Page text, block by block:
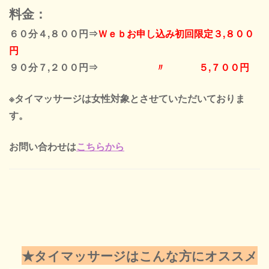
料金：
６０分４,８００円⇒Ｗｅｂお申し込み初回限定３,８００
円
９０分７,２００円⇒
〃 ５,７００円
※タイマッサージは女性対象とさせていただいておりま
す。
お問い合わせはこちらから
★タイマッサージはこんな方にオススメ